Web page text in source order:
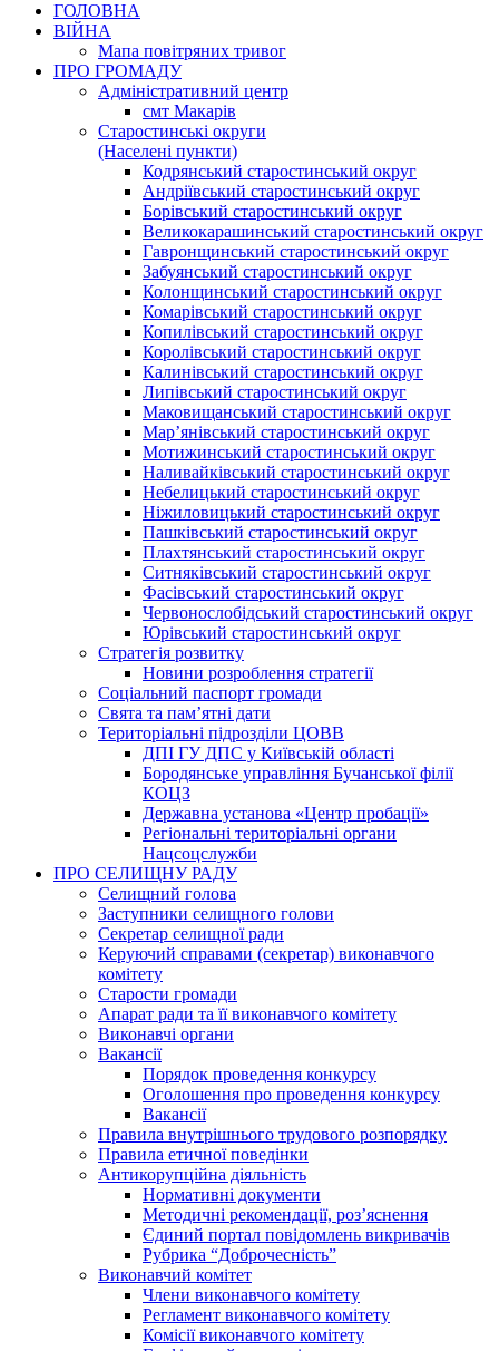
ГОЛОВНА
ВІЙНА
Мапа повітряних тривог
ПРО ГРОМАДУ
Aдміністративний центр
смт Макарів
Старостинські округи
(Населені пункти)
Кодрянський старостинський округ
Андріївський старостинський округ
Борівський старостинський округ
Великокарашинський старостинський округ
Гавронщинський старостинський округ
Забуянський старостинський округ
Колонщинський старостинський округ
Комарівський старостинський округ
Копилівський старостинський округ
Королівський старостинський округ
Калинівський старостинський округ
Липівський старостинський округ
Маковищанський старостинський округ
Мар’янівський старостинський округ
Мотижинський старостинський округ
Наливайківський старостинський округ
Небелицький старостинський округ
Ніжиловицький старостинський округ
Пашківський старостинський округ
Плахтянський старостинський округ
Ситняківський старостинський округ
Фасівський старостинський округ
Червонослобідський старостинський округ
Юрівський старостинський округ
Стратегія розвитку
Новини розроблення стратегії
Соціальний паспорт громади
Свята та пам’ятні дати
Територіальні підрозділи ЦОВВ
ДПІ ГУ ДПС у Київській області
Бородянське управління Бучанської філії
КОЦЗ
Державна установа «Центр пробації»
Регіональні територіальні органи
Нацсоцслужби
ПРО СЕЛИЩНУ РАДУ
Селищний голова
Заступники селищного голови
Секретар селищної ради
Керуючий справами (секретар) виконавчого
комітету
Старости громади
Апарат ради та її виконавчого комітету
Виконавчі органи
Вакансії
Порядок проведення конкурсу
Оголошення про проведення конкурсу
Вакансії
Правила внутрішнього трудового розпорядку
Правила етичної поведінки
Антикорупційна діяльність
Нормативні документи
Методичні рекомендації, роз’яснення
Єдиний портал повідомлень викривачів
Рубрика “Доброчесність”
Виконавчий комітет
Члени виконавчого комітету
Регламент виконавчого комітету
Комісії виконавчого комітету